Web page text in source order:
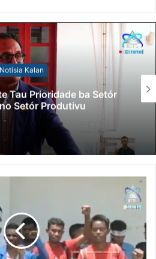
Notísia Kalan
Tau Prioridade ba Setór
Setór Produtivu